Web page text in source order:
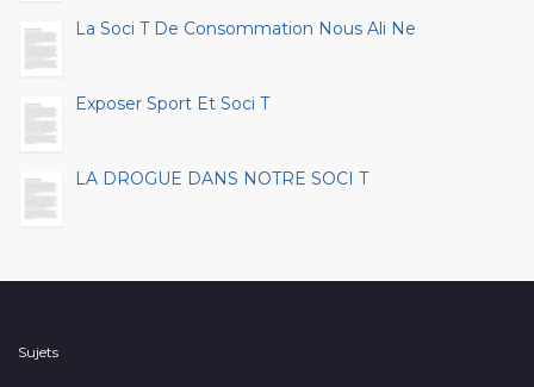
La Soci T De Consommation Nous Ali Ne
Exposer Sport Et Soci T
LA DROGUE DANS NOTRE SOCI T
Sujets